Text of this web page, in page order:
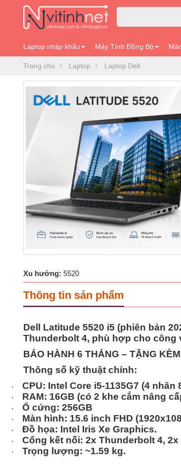
Laptop nhập khẩu Máy Tính Đồng Bộ
Trang chủ Laptop Laptop Dell
Xu hướng: 5520
Thông tin sản phẩm
Dell Latitude 5520 i5 (phiên bản
Thunderbolt 4, phù hợp cho công
BÁO HÀNH 6 THÁNG – TẶNG
Thông số kỹ thuật chính:
· CPU: Intel Core i5-1135G7 (4 nhân
· RAM: 16GB (có 2 khe cắm nâng
· Ổ cứng: 256GB
· Màn hình: 15.6 inch FHD
· Đồ họa: Intel Iris Xe Graphics.
· Cổng kết nối: 2x Thunderbolt 4, 2x
· Trọng lượng: ~1.59 kg.